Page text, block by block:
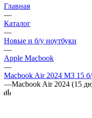
Главная
—
Каталог
—
Новые и б/у ноутбуки
—
Apple Macbook
—
Macbook Air 2024 M3 15
—Macbook Air 2024 (15